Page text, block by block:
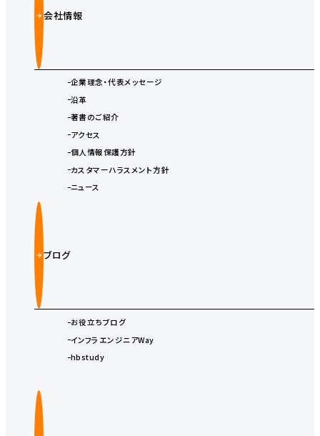
会社情報
企業理念・代表メッセージ
沿革
著書のご紹介
アクセス
個人情報保護方針
カスタマーハラスメント方針
ニュース
ブログ
お役立ちブログ
インフラエンジニアWay
hbstudy